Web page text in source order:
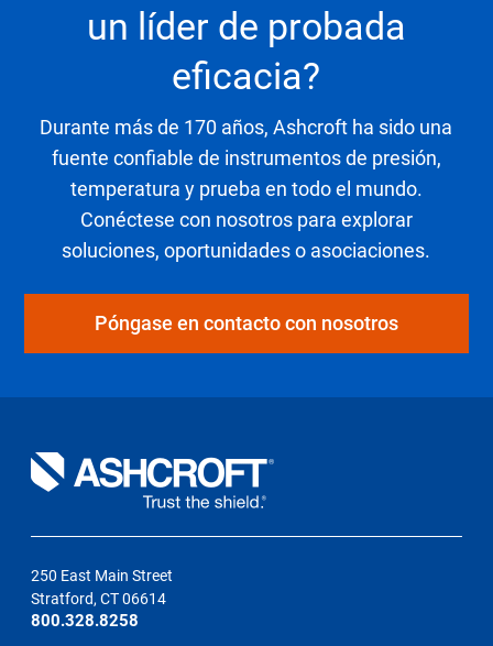
un líder de probada
eficacia?
Durante más de 170 años, Ashcroft ha sido una
fuente confiable de instrumentos de presión,
temperatura y prueba en todo el mundo.
Conéctese con nosotros para explorar
soluciones, oportunidades o asociaciones.
Póngase en contacto con nosotros
250 East Main Street
Stratford, CT 06614
800.328.8258